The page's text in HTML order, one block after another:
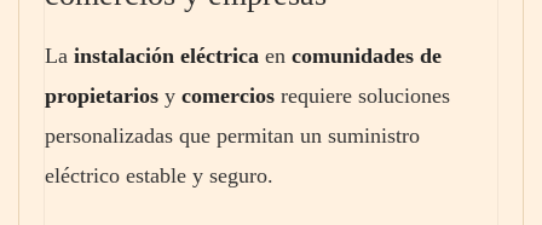
La instalación eléctrica en comunidades de
propietarios y comercios requiere soluciones
personalizadas que permitan un suministro
eléctrico estable y seguro.